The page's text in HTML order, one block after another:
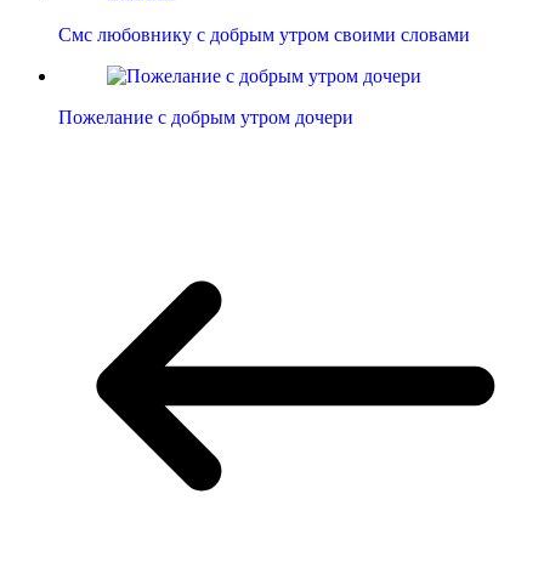
Смс любовнику с добрым утром своими словами
Пожелание с добрым утром дочери